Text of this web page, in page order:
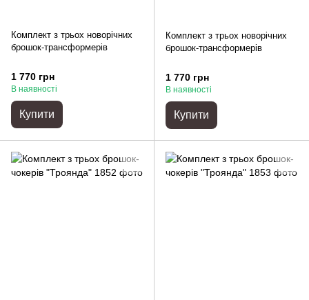
Комплект з трьох новорічних
брошок-трансформерів
1 770 грн
В наявності
Купити
Комплект з трьох новорічних
брошок-трансформерів
1 770 грн
В наявності
Купити